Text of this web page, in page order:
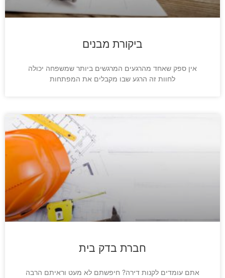
ביקורת מבנים
אין ספק שאחד מהרגעים המרגשים ביותר שמשפחה יכולה
לחוות זה הרגע שבו מקבלים את המפתחות
חברת בדק בית
אתם עומדים לקנות דירה? חיפשתם לא מעט וראיתם הרבה